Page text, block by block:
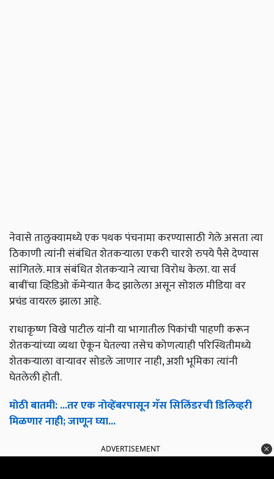
नेवासे तालुक्यामध्ये एक पथक पंचनामा करण्यासाठी गेले असता त्या
ठिकाणी त्यांनी संबंधित शेतकऱ्याला एकरी चारशे रुपये पैसे देण्यास
सांगितले. मात्र संबंधित शेतकऱ्याने त्याचा विरोध केला. या सर्व
बाबींचा व्हिडिओ कॅमेऱ्यात कैद झालेला असून सोशल मीडिया वर
प्रचंड वायरल झाला आहे.
राधाकृष्ण विखे पाटील यांनी या भागातील पिकांची पाहणी करून
शेतकऱ्यांच्या व्यथा ऐकून घेतल्या तसेच कोणत्याही परिस्थितीमध्ये
शेतकऱ्याला वाऱ्यावर सोडले जाणार नाही, अशी भूमिका त्यांनी
घेतलेली होती.
मोठी बातमी: ...तर एक नोव्हेंबरपासून गॅस सिलिंडरची डिलिव्हरी
मिळणार नाही; जाणून घ्या...
ADVERTISEMENT